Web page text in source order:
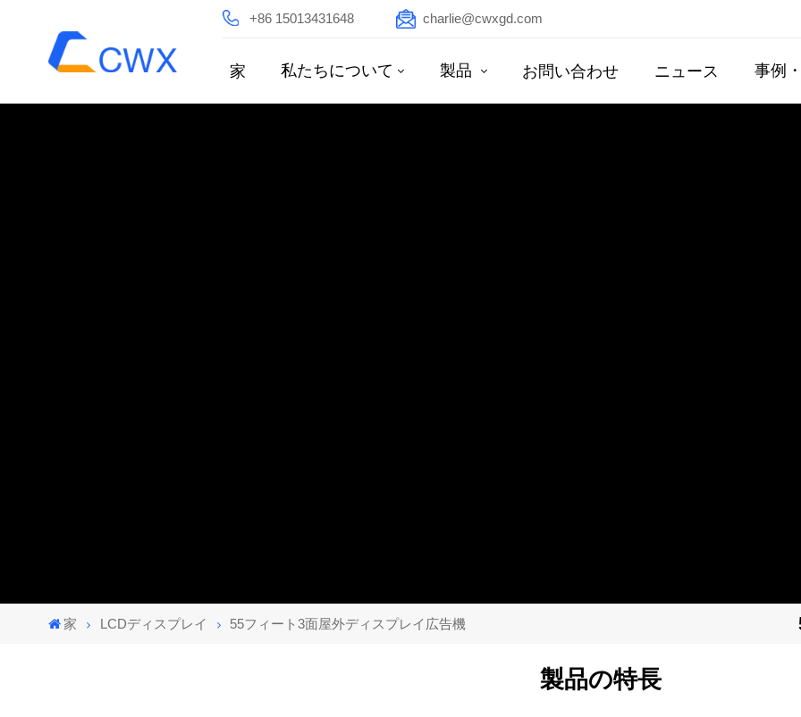
+86 15013431648 charlie@cwxgd.com
家 私たちについて 製品 お問い合わせ ニュース 事例
家 LCDディスプレイ 55フィート3面屋外ディスプレイ広告機
製品の特長